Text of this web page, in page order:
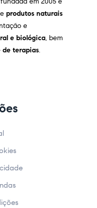
produtos naturais
e
e biológica, bem
de terapias.